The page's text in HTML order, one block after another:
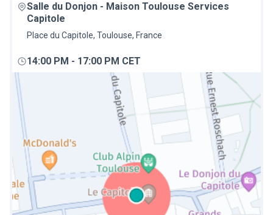
Salle du Donjon - Maison Toulouse Services
Capitole
Place du Capitole, Toulouse, France
14:00 PM - 17:00 PM CET